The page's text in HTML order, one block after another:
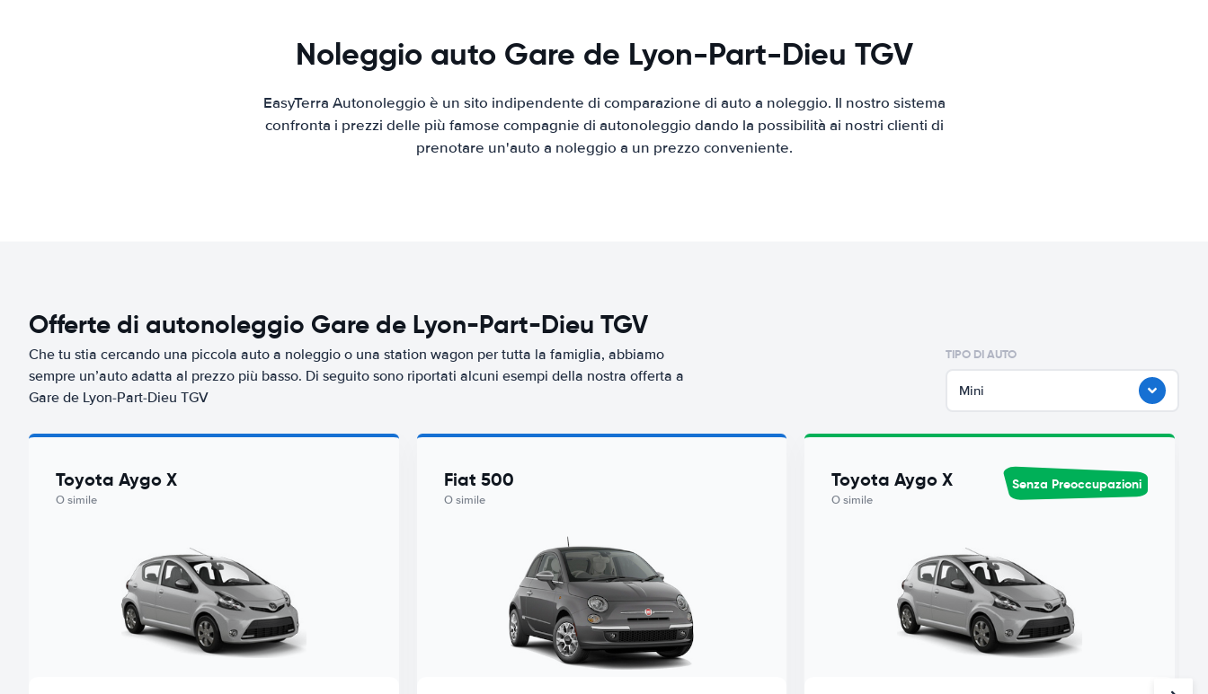
Noleggio auto Gare de Lyon-Part-Dieu TGV
EasyTerra Autonoleggio è un sito indipendente di comparazione di auto a noleggio. Il nostro sistema
confronta i prezzi delle più famose compagnie di autonoleggio dando la possibilità ai nostri clienti di
prenotare un'auto a noleggio a un prezzo conveniente.
Offerte di autonoleggio Gare de Lyon-Part-Dieu TGV
Che tu stia cercando una piccola auto a noleggio o una station wagon per tutta la famiglia, abbiamo
sempre un’auto adatta al prezzo più basso. Di seguito sono riportati alcuni esempi della nostra offerta a
Gare de Lyon-Part-Dieu TGV
TIPO DI AUTO
Mini
Toyota Aygo X
O simile
Fiat 500
O simile
Toyota Aygo X
O simile
Senza Preoccupazioni